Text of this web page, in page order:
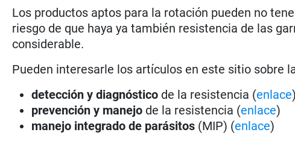
Los productos aptos para la rotación pueden no
riesgo de que haya ya también resistencia de las
considerable.
Pueden interesarle los artículos en este sitio sobre
detección y diagnóstico de la resistencia (enlace)
prevención y manejo de la resistencia (enlace)
manejo integrado de parásitos (MIP) (enlace)